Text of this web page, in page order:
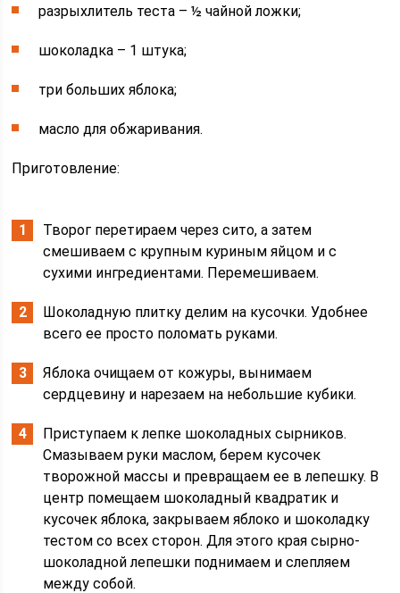
разрыхлитель теста – ½ чайной ложки;
шоколадка – 1 штука;
три больших яблока;
масло для обжаривания.
Приготовление:
Творог перетираем через сито, а затем
смешиваем с крупным куриным яйцом и с
сухими ингредиентами. Перемешиваем.
Шоколадную плитку делим на кусочки. Удобнее
всего ее просто поломать руками.
Яблока очищаем от кожуры, вынимаем
сердцевину и нарезаем на небольшие кубики.
Приступаем к лепке шоколадных сырников.
Смазываем руки маслом, берем кусочек
творожной массы и превращаем ее в лепешку. В
центр помещаем шоколадный квадратик и
кусочек яблока, закрываем яблоко и шоколадку
тестом со всех сторон. Для этого края сырно-
шоколадной лепешки поднимаем и слепляем
между собой.